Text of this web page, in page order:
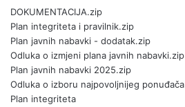
DOKUMENTACIJA.zip
Plan integriteta i pravilnik.zip
Plan javnih nabavki - dodatak.zip
Odluka o izmjeni plana javnih nabavki.zip
Plan javnih nabavki 2025.zip
Odluka o izboru najpovoljnijeg ponuđača
Plan integriteta